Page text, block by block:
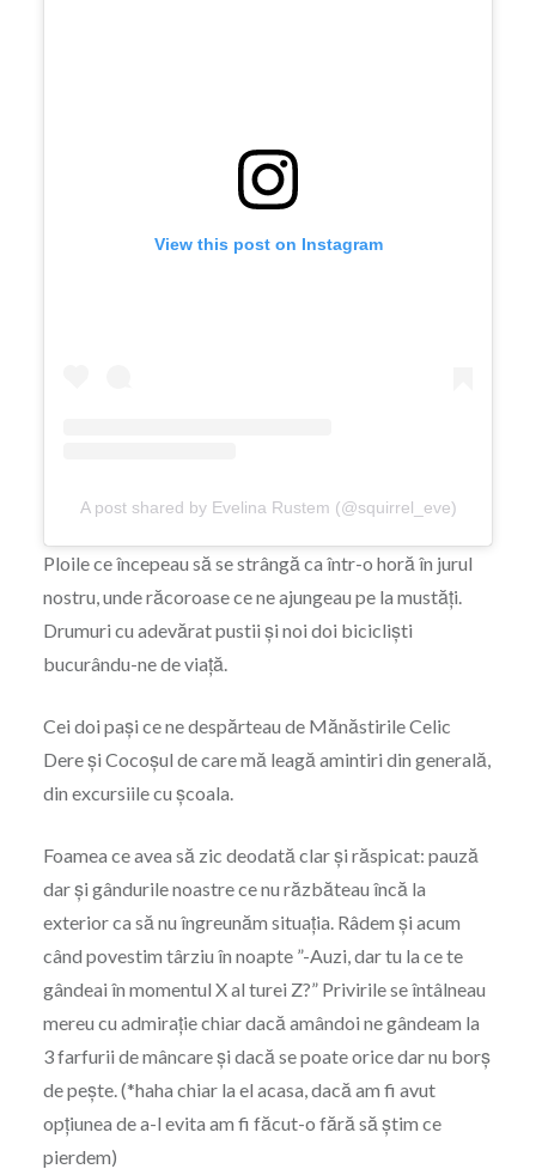
View this post on Instagram
A post shared by Evelina Rustem (@squirrel_eve)
Ploile ce începeau să se strângă ca într-o horă în jurul
nostru, unde răcoroase ce ne ajungeau pe la mustăți.
Drumuri cu adevărat pustii și noi doi bicicliști
bucurându-ne de viață.
Cei doi pași ce ne despărteau de Mănăstirile Celic
Dere și Cocoșul de care mă leagă amintiri din generală,
din excursiile cu școala.
Foamea ce avea să zic deodată clar și răspicat: pauză
dar și gândurile noastre ce nu răzbăteau încă la
exterior ca să nu îngreunăm situația. Râdem și acum
când povestim târziu în noapte ”-Auzi, dar tu la ce te
gândeai în momentul X al turei Z?” Privirile se întâlneau
mereu cu admirație chiar dacă amândoi ne gândeam la
3 farfurii de mâncare și dacă se poate orice dar nu borș
de pește. (*haha chiar la el acasa, dacă am fi avut
opțiunea de a-l evita am fi făcut-o fără să știm ce
pierdem)